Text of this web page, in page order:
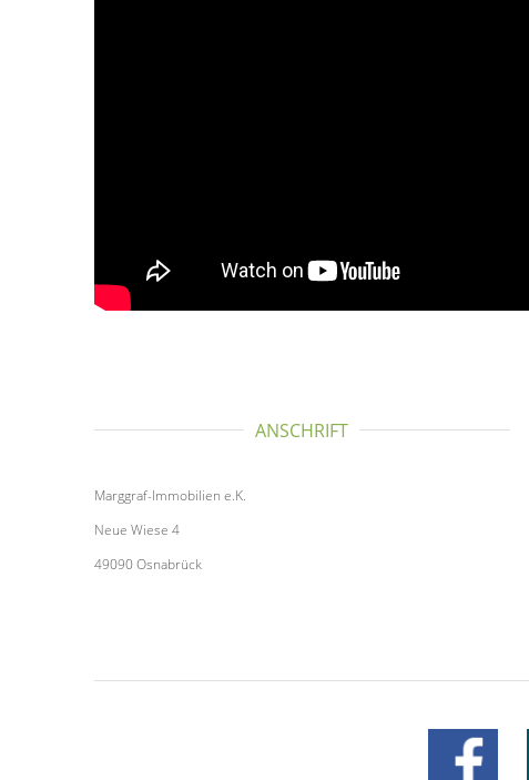
ANSCHRIFT
Marggraf-Immobilien e.K.
Neue Wiese 4
49090 Osnabrück